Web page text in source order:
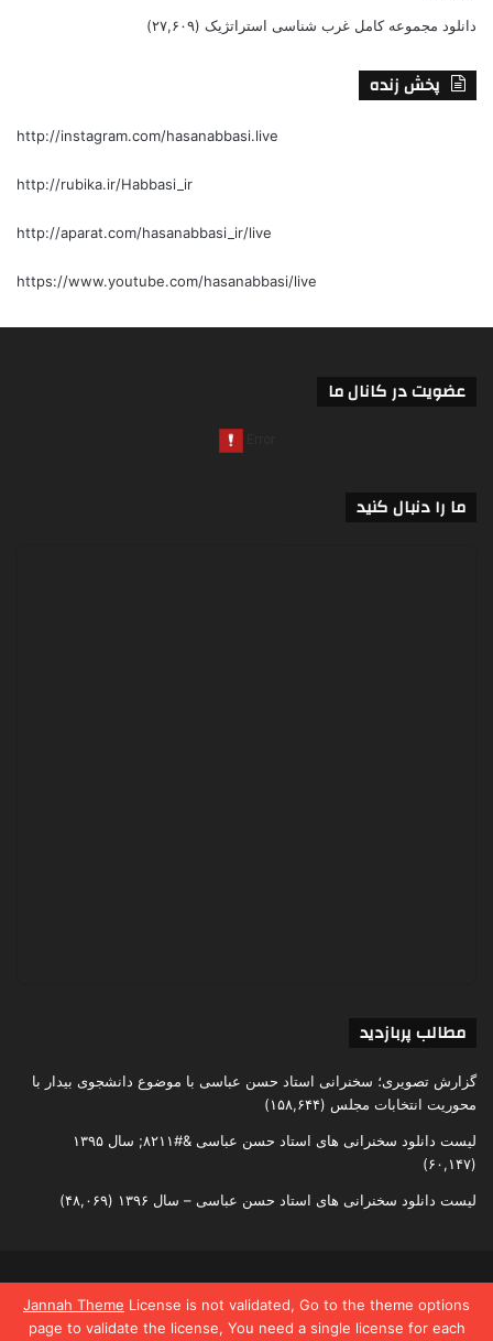
Jannah Theme License is not validated, Go to the theme options
page to validate the license, You need a single license for each
دانلود مجموعه کامل غرب شناسی استراتژیک (۲۷,۶۰۹)
پخش زنده
http://instagram.com/hasanabbasi.live
http://rubika.ir/Habbasi_ir
http://aparat.com/hasanabbasi_ir/live
https://www.youtube.com/hasanabbasi/live
عضویت در کانال ما
ما را دنبال کنید
مطالب پربازدید
گزارش تصویری؛ سخنرانی استاد حسن عباسی با موضوع دانشجوی بیدار با
محوریت انتخابات مجلس (۱۵۸,۶۴۴)
لیست دانلود سخنرانی های استاد حسن عباسی &#۸۲۱۱; سال ۱۳۹۵
(۶۰,۱۴۷)
لیست دانلود سخنرانی های استاد حسن عباسی – سال ۱۳۹۶ (۴۸,۰۶۹)